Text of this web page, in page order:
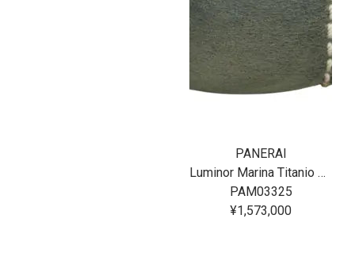
PANERAI
Luminor Marina Titanio 44MM
PAM03325
¥1,573,000